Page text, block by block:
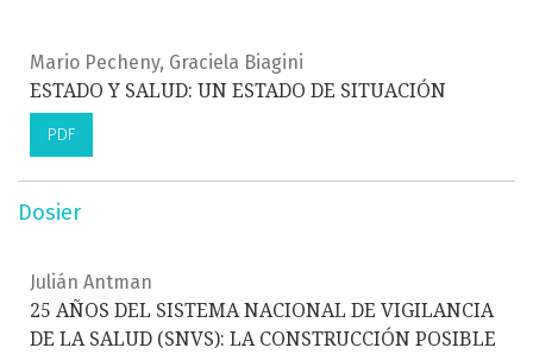
Mario Pecheny, Graciela Biagini
ESTADO Y SALUD: UN ESTADO DE SITUACIÓN
PDF
Dosier
Julián Antman
25 AÑOS DEL SISTEMA NACIONAL DE VIGILANCIA
DE LA SALUD (SNVS): LA CONSTRUCCIÓN POSIBLE